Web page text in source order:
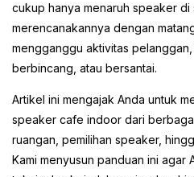
cukup hanya menaruh speaker
merencanakannya dengan
mengganggu aktivitas
berbincang, atau bersantai.
Artikel ini mengajak Anda untuk
speaker cafe indoor dari
ruangan, pemilihan speaker,
Kami menyusun panduan ini agar